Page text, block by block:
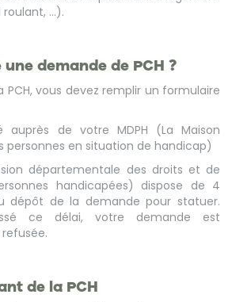
…).
demande de PCH ?
PCH, vous devez remplir un formulaire
de votre MDPH (La Maison
personnes en situation de handicap)
départementale des droits et de
handicapées) dispose de 4
dépôt de la demande pour statuer.
ce délai, votre demande est
de la PCH